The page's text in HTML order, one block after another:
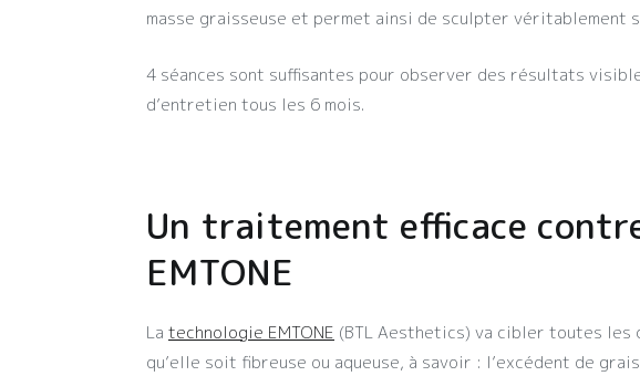
masse graisseuse et permet ainsi de sculpter véritablement
4 séances sont suffisantes pour observer des résultats
d’entretien tous les 6 mois.
Un traitement efficace
EMTONE
La technologie EMTONE (BTL Aesthetics) va cibler toutes
qu’elle soit fibreuse ou aqueuse, à savoir : l’excédent de